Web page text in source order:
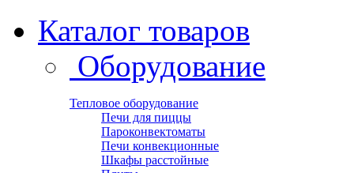
Каталог товаров
Оборудование
Тепловое оборудование
Печи для пиццы
Пароконвектоматы
Печи конвекционные
Шкафы расстойные